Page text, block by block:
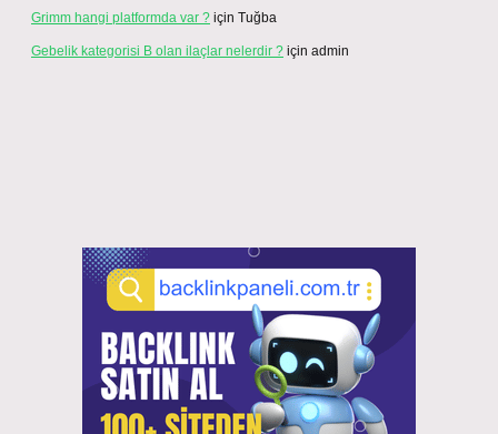
Grimm hangi platformda var ? için Tuğba
Gebelik kategorisi B olan ilaçlar nelerdir ? için admin